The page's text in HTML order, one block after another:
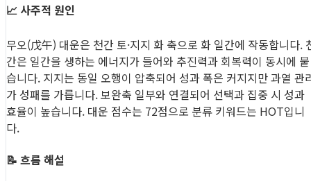
📈 사주적 원인
무오(戊午) 대운은 천간 토·지지 화 축으로 화 일간에 작동합니다.
간은 일간을 생하는 에너지가 들어와 추진력과 회복력이 동시에 붙
습니다. 지지는 동일 오행이 압축되어 성과 폭은 커지지만 과열 관
가 성패를 가릅니다. 보완축 일부와 연결되어 선택과 집중 시 성과
효율이 높습니다. 대운 점수는 72점으로 분류 키워드는 HOT입니
다.
📝 흐름 해설